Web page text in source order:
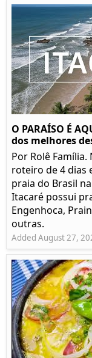
O PARAÍSO É
dos melhores
Por Rolê
roteiro de 4 dias
praia do Brasil
Itacaré possui
Engenhoca,
outras.
Added August 27,